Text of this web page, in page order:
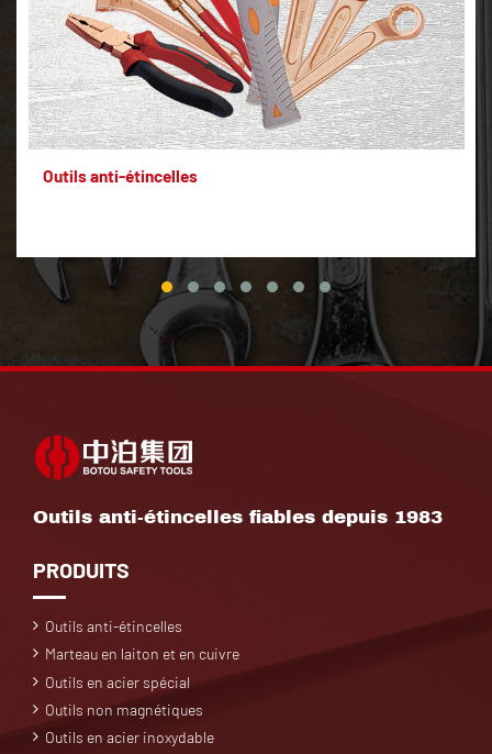
Outils anti-étincelles
Outils anti-étincelles fiables depuis 1983
PRODUITS
Outils anti-étincelles
Marteau en laiton et en cuivre
Outils en acier spécial
Outils non magnétiques
Outils en acier inoxydable